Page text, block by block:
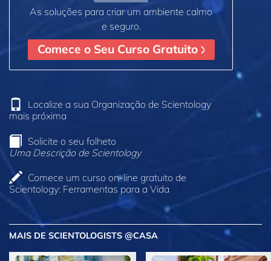
As soluções para criar um ambiente calmo
e seguro.
Comece o Seu Curso Gratuito
Localize a sua Organização de Scientology
mais próxima
Solicite o seu folheto
Uma Descrição de Scientology
Comece um curso on‑line gratuito de
Scientology: Ferramentas para a Vida
MAIS DE SCIENTOLOGISTS @CASA